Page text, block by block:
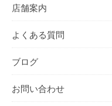
店舗案内
よくある質問
ブログ
お問い合わせ